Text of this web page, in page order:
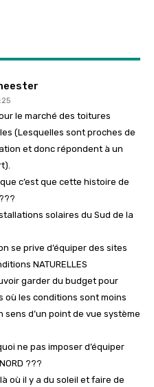
le marché des toitures
(Lesquelles sont proches de
et donc répondent à un
c’est que cette histoire de
solaires du Sud de la
se prive d’équiper des sites
NATURELLES
garder du budget pour
où les conditions sont moins
sens d’un point de vue système
ne pas imposer d’équiper
???
où il y a du soleil et faire de